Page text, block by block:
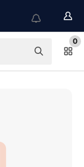
0